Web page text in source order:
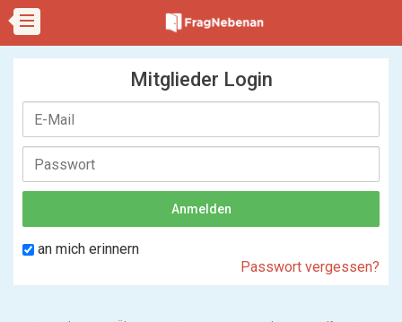
Mitglieder Login
an mich erinnern
Passwort vergessen?